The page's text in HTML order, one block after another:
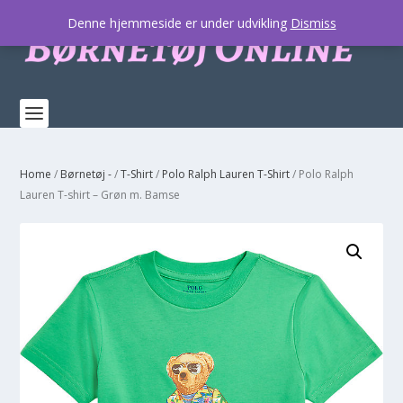
Home / Børnetøj -/T-Shirt/ Polo Ralph Lauren T-Shirt/ Polo Ralph
Lauren T-shirt – Grøn m. Bamse
Denne hjemmeside er under udvikling Dismiss